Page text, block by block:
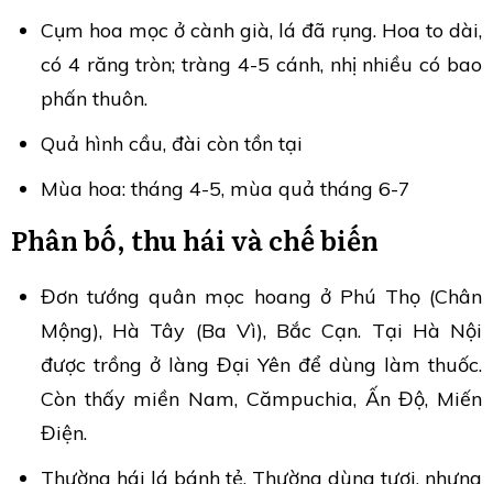
Cụm hoa mọc ở cành già, lá đã rụng. Hoa to dài,
có 4 răng tròn; tràng 4-5 cánh, nhị nhiều có bao
phấn thuôn.
Quả hình cầu, đài còn tồn tại
Mùa hoa: tháng 4-5, mùa quả tháng 6-7
Phân bố, thu hái và chế biến
Đơn tướng quân mọc hoang ở Phú Thọ (Chân
Mộng), Hà Tây (Ba Vì), Bắc Cạn. Tại Hà Nội
được trồng ở làng Đại Yên để dùng làm thuốc.
Còn thấy miền Nam, Cămpuchia, Ấn Độ, Miến
Điện.
Thường hái lá bánh tẻ. Thường dùng tươi, nhưng